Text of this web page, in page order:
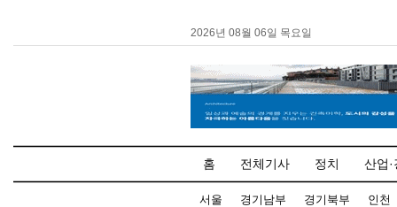
2026년 08월 06일 목요일
홈 전체기사 정치 산업
서울 경기남부 경기북부 인천